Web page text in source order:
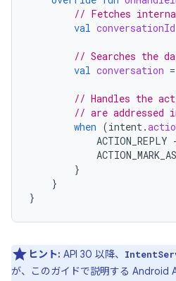
// Fetches
val conversationId
// Searches the
val conversation =
// Handles the
// are addressed
when (intent.
ACTION_REPLY
}
}
}
ヒント: API 30 以降、
が、このガイドで説明する Android